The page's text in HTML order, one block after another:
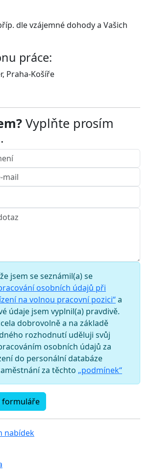
dle vzájemné dohody a Vašich
práce:
Praha-Košíře
Vyplňte prosím
jsem se seznámil(a) se
osobních údajů při
na volnou pracovní pozici“a
údaje jsem vyplnil(a) pravdivě.
dobrovolně a na základě
rozhodnutí uděluji svůj
osobních údajů za
do personální databáze
za těchto „podmínek“
formuláře
nabídek